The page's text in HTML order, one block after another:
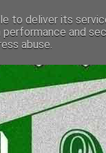
to deliver its
performance and
abuse.